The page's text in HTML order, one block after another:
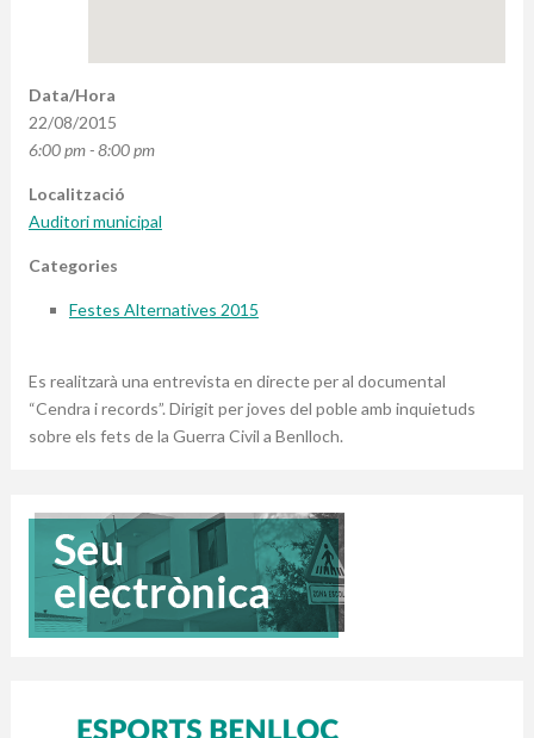
Data/Hora
22/08/2015
6:00 pm - 8:00 pm
Localització
Auditori municipal
Categories
Festes Alternatives 2015
Es realitzarà una entrevista en directe per al documental
“Cendra i records”. Dirigit per joves del poble amb inquietuds
sobre els fets de la Guerra Civil a Benlloch.